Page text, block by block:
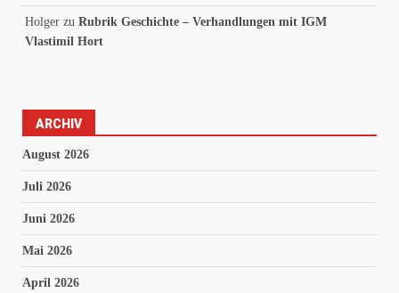
Holger zu Rubrik Geschichte – Verhandlungen mit IGM
Vlastimil Hort
ARCHIV
August 2026
Juli 2026
Juni 2026
Mai 2026
April 2026